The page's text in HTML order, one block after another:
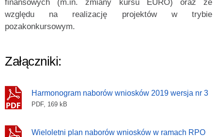
finansowych (m.in. zmiany kursu EURO) oraz ze
względu na realizację projektów w trybie
pozakonkursowym.
Załączniki:
Harmonogram naborów wniosków 2019 wersja nr 3
PDF, 169 kB
Wieloletni plan naborów wniosków w ramach RPO